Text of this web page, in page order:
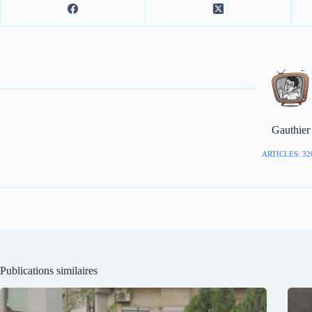
Gauthier
ARTICLES:
Publications similaires